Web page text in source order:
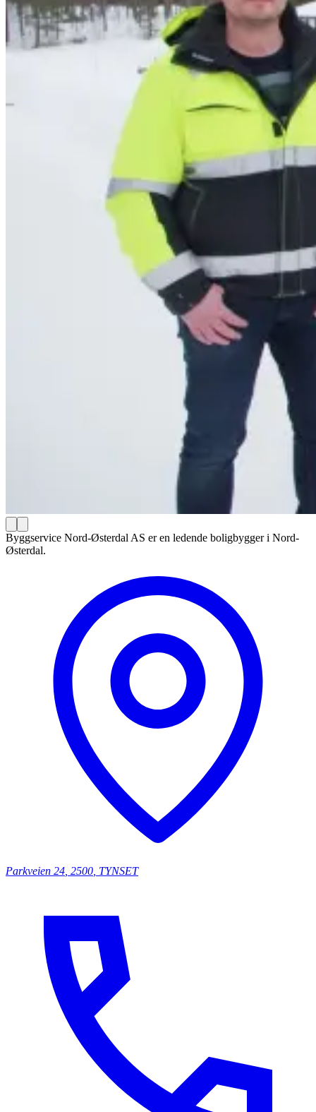
Byggservice Nord-Østerdal AS er en ledende boligbygger i Nord-
Østerdal.
Parkveien 24 2500 TYNSET